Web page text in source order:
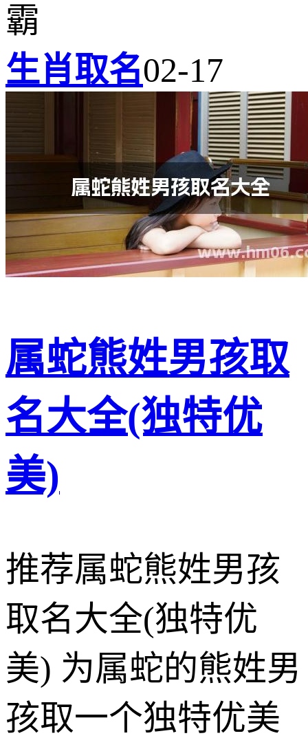
霸
生肖取名02-17
属蛇熊姓男孩取
名大全(独特优
美)
推荐属蛇熊姓男孩
取名大全(独特优
美) 为属蛇的熊姓男
孩取一个独特优美